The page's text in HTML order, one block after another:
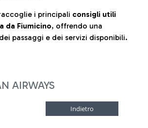
i principali consigli utili
da Fiumicino, offrendo una
passaggi e dei servizi disponibili.
AIRWAYS